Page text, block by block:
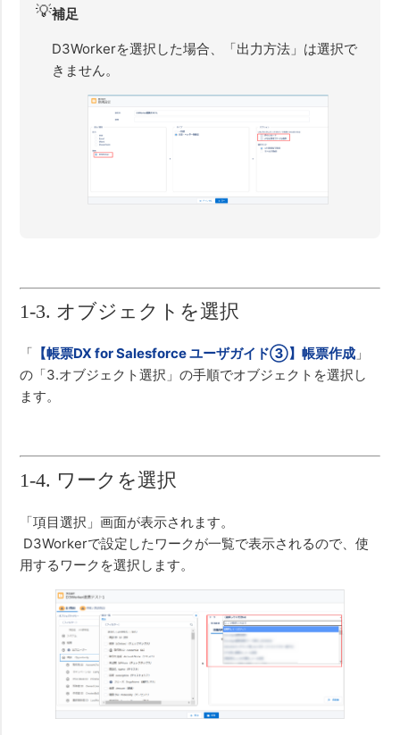
💡補足
D3Workerを選択した場合、「出力方法」は選択で
きません。
1-3. オブジェクトを選択
「 【帳票DX for Salesforce ユーザガイド③】帳票作成 」
の「3.オブジェクト選択」の手順でオブジェクトを選択し
ます。
1-4. ワークを選択
「項目選択」画面が表示されます。
D3Workerで設定したワークが一覧で表示されるので、使
用するワークを選択します。